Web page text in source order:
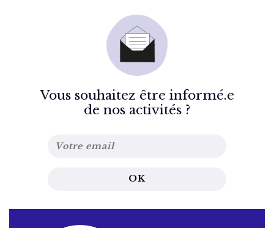
Vous souhaitez être informé.e
de nos activités ?